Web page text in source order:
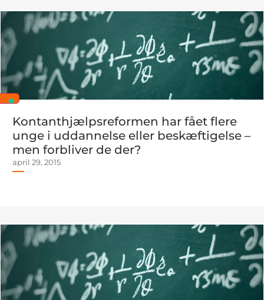
Kontanthjælpsreformen har fået flere
unge i uddannelse eller beskæftigelse –
men forbliver de der?
april 29, 2015